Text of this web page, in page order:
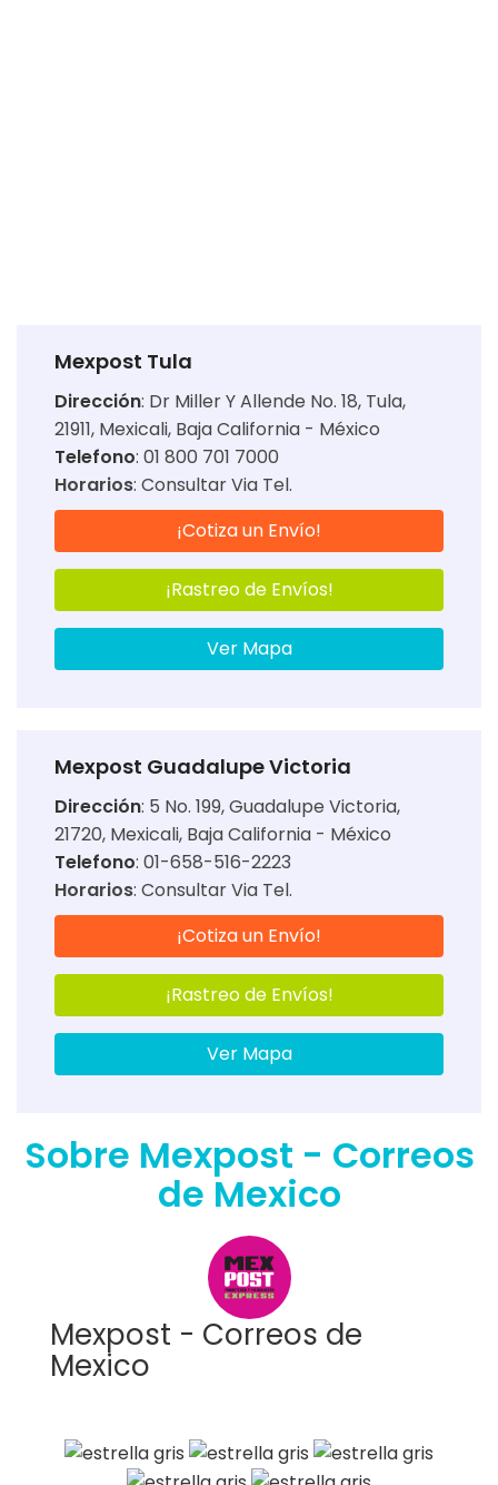
Mexpost Tula
Dirección: Dr Miller Y Allende No. 18, Tula,
21911, Mexicali, Baja California - México
Telefono: 01 800 701 7000
Horarios: Consultar Via Tel.
¡Cotiza un Envío!
¡Rastreo de Envíos!
Ver Mapa
Mexpost Guadalupe Victoria
Dirección: 5 No. 199, Guadalupe Victoria,
21720, Mexicali, Baja California - México
Telefono: 01-658-516-2223
Horarios: Consultar Via Tel.
¡Cotiza un Envío!
¡Rastreo de Envíos!
Ver Mapa
Sobre Mexpost - Correos
de Mexico
Mexpost - Correos de
Mexico